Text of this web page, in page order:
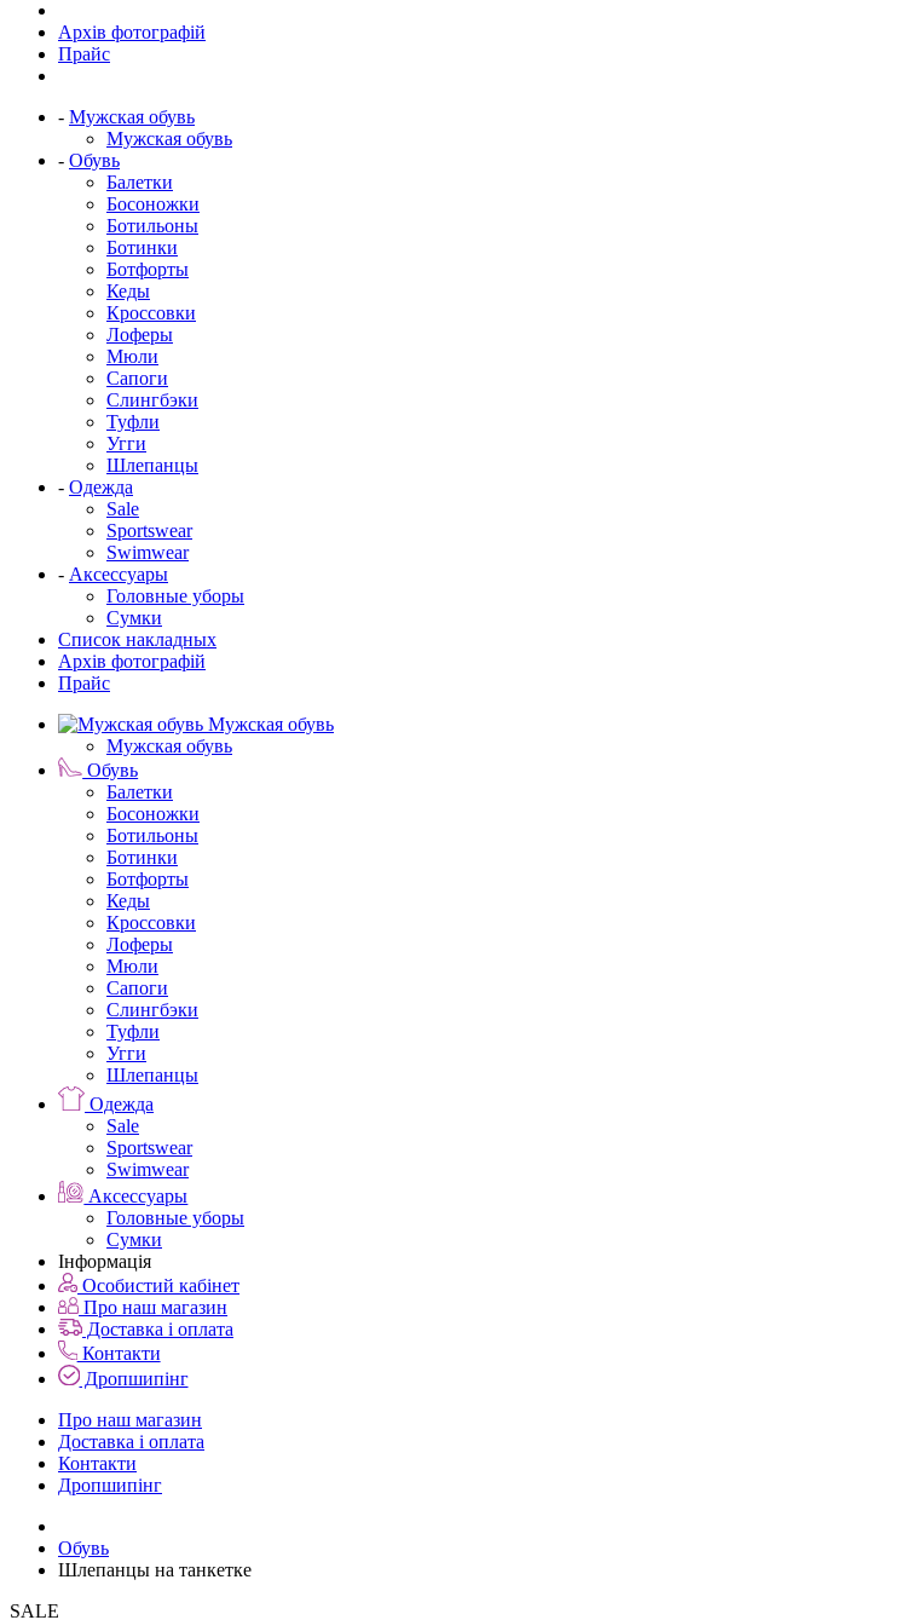
Архів фотографій
Прайс
- Мужская обувь
Мужская обувь
- Обувь
Балетки
Босоножки
Ботильоны
Ботинки
Ботфорты
Кеды
Кроссовки
Лоферы
Мюли
Сапоги
Слингбэки
Туфли
Угги
Шлепанцы
- Одежда
Sale
Sportswear
Swimwear
- Аксессуары
Головные уборы
Сумки
Список накладных
Архів фотографій
Прайс
Мужская обувь
Мужская обувь
Обувь
Балетки
Босоножки
Ботильоны
Ботинки
Ботфорты
Кеды
Кроссовки
Лоферы
Мюли
Сапоги
Слингбэки
Туфли
Угги
Шлепанцы
Одежда
Sale
Sportswear
Swimwear
Аксессуары
Головные уборы
Сумки
Інформація
Особистий кабінет
Про наш магазин
Доставка і оплата
Контакти
Дропшипінг
Про наш магазин
Доставка і оплата
Контакти
Дропшипінг
Обувь
Шлепанцы на танкетке
SALE